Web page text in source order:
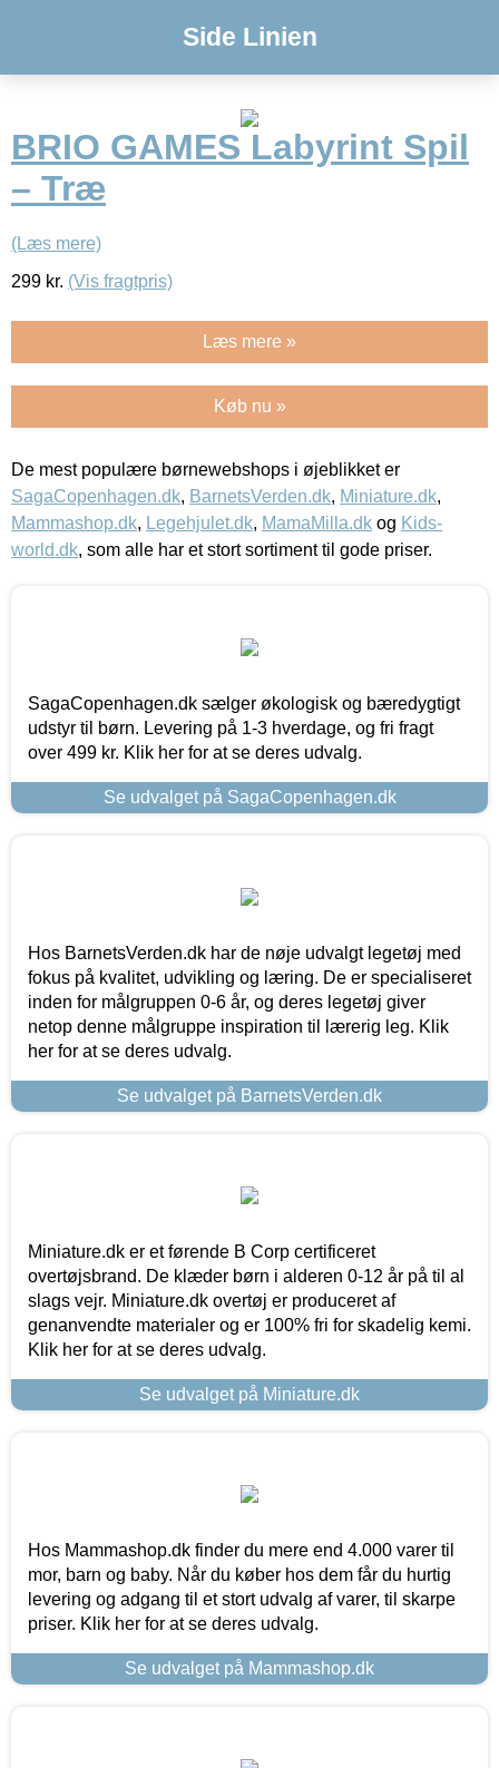
Side Linien
BRIO GAMES Labyrint Spil
– Træ
(Læs mere)
299 kr. (Vis fragtpris)
Læs mere »
Køb nu »
De mest populære børnewebshops i øjeblikket er
SagaCopenhagen.dk, BarnetsVerden.dk, Miniature.dk,
Mammashop.dk, Legehjulet.dk, MamaMilla.dk og Kids-
world.dk, som alle har et stort sortiment til gode priser.
SagaCopenhagen.dk sælger økologisk og bæredygtigt
udstyr til børn. Levering på 1-3 hverdage, og fri fragt
over 499 kr. Klik her for at se deres udvalg.
Se udvalget på SagaCopenhagen.dk
Hos BarnetsVerden.dk har de nøje udvalgt legetøj med
fokus på kvalitet, udvikling og læring. De er specialiseret
inden for målgruppen 0-6 år, og deres legetøj giver
netop denne målgruppe inspiration til lærerig leg. Klik
her for at se deres udvalg.
Se udvalget på BarnetsVerden.dk
Miniature.dk er et førende B Corp certificeret
overtøjsbrand. De klæder børn i alderen 0-12 år på til al
slags vejr. Miniature.dk overtøj er produceret af
genanvendte materialer og er 100% fri for skadelig kemi.
Klik her for at se deres udvalg.
Se udvalget på Miniature.dk
Hos Mammashop.dk finder du mere end 4.000 varer til
mor, barn og baby. Når du køber hos dem får du hurtig
levering og adgang til et stort udvalg af varer, til skarpe
priser. Klik her for at se deres udvalg.
Se udvalget på Mammashop.dk